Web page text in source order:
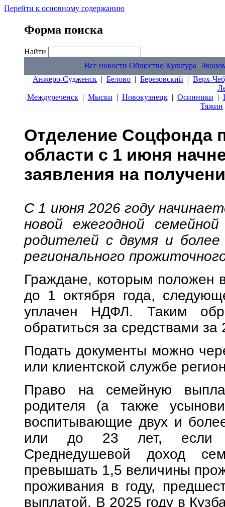
Перейти к основному содержанию
Форма поиска
Найти
Все новости Общество Культура
Анжеро-Судженск | Белово | Березовский | Верх-
Междуреченск| Мыски | Новокузнецк| Осинники |
Тяжин
Отделение Соцфонда
области с 1 июня
заявления на
С 1 июня 2026 году
новой ежегодной
родителей с двумя и
регионального
Граждане, которым положен
до 1 октября года,
уплачен НДФЛ. Таким
обратиться за средствами за
Подать документы можно
или клиентской службе
Право на семейную
родителя (а также
воспитывающие двух и
или до 23 лет, если
Среднедушевой доход
превышать 1,5 величины
проживания в году,
выплатой. В 2025 году в